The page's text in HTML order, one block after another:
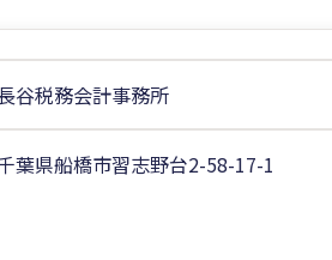
谷税務会計事務所
葉県船橋市習志野台2-58-17-1